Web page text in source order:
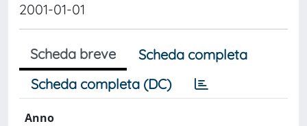
2001-01-01
Scheda breve
Scheda completa
Scheda completa (DC)
Anno